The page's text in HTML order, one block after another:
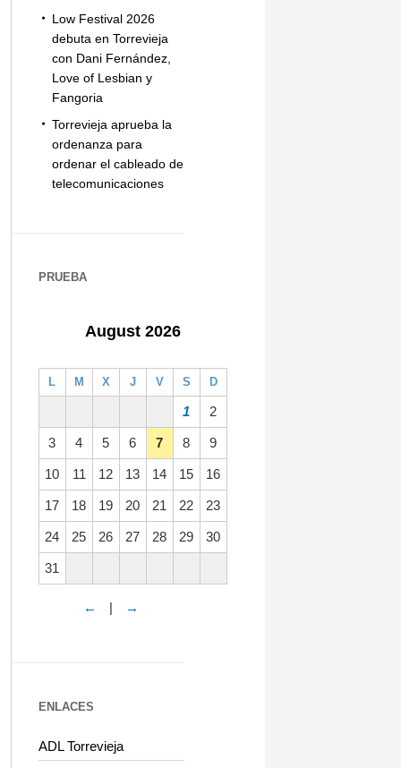
Low Festival 2026
debuta en Torrevieja
con Dani Fernández,
Love of Lesbian y
Fangoria
Torrevieja aprueba la
ordenanza para
ordenar el cableado de
telecomunicaciones
PRUEBA
August 2026
L M X J V S D
1 2
3 4 5 6 7 8 9
10 11 12 13 14 15 16
17 18 19 20 21 22 23
24 25 26 27 28 29 30
31
← | →
ENLACES
ADL Torrevieja